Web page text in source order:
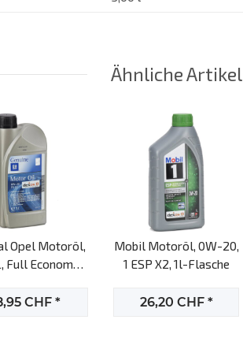
Ähnliche Artikel
Opel Motoröl,
Full Economy
1l Motoröl
CHF *
Mobil Motoröl, 0W-20,
1 ESP X2, 1l-Flasche
26,20 CHF *